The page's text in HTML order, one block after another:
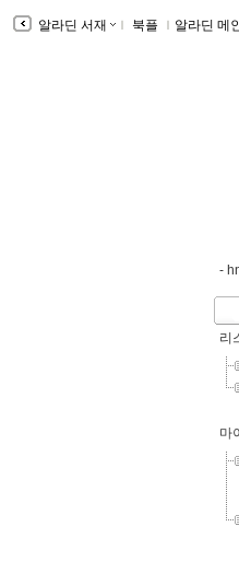
알라딘 서재 ｌ 북플 ｌ 알라딘 메
-
리
마